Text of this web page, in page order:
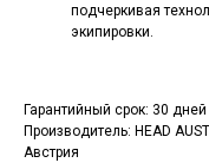
подчеркивая
экипировки.
Гарантийный срок: 30 дней
Производитель: HEAD
Австрия